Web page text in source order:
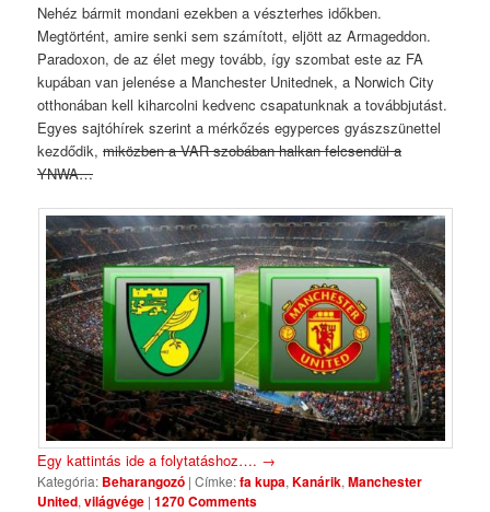
Nehéz bármit mondani ezekben a vészterhes időkben.
Megtörtént, amire senki sem számított, eljött az Armageddon.
Paradoxon, de az élet megy tovább, így szombat este az FA
kupában van jelenése a Manchester Unitednek, a Norwich City
otthonában kell kiharcolni kedvenc csapatunknak a továbbjutást.
Egyes sajtóhírek szerint a mérkőzés egyperces gyászszünettel
kezdődik,miközben a VAR szobában halkan felcsendül a
YNWA…
Egy kattintás ide a folytatáshoz…. →
Kategória: Beharangozó |Címke:fa kupa,Kanárik,Manchester
United,világvége |1270 Comments